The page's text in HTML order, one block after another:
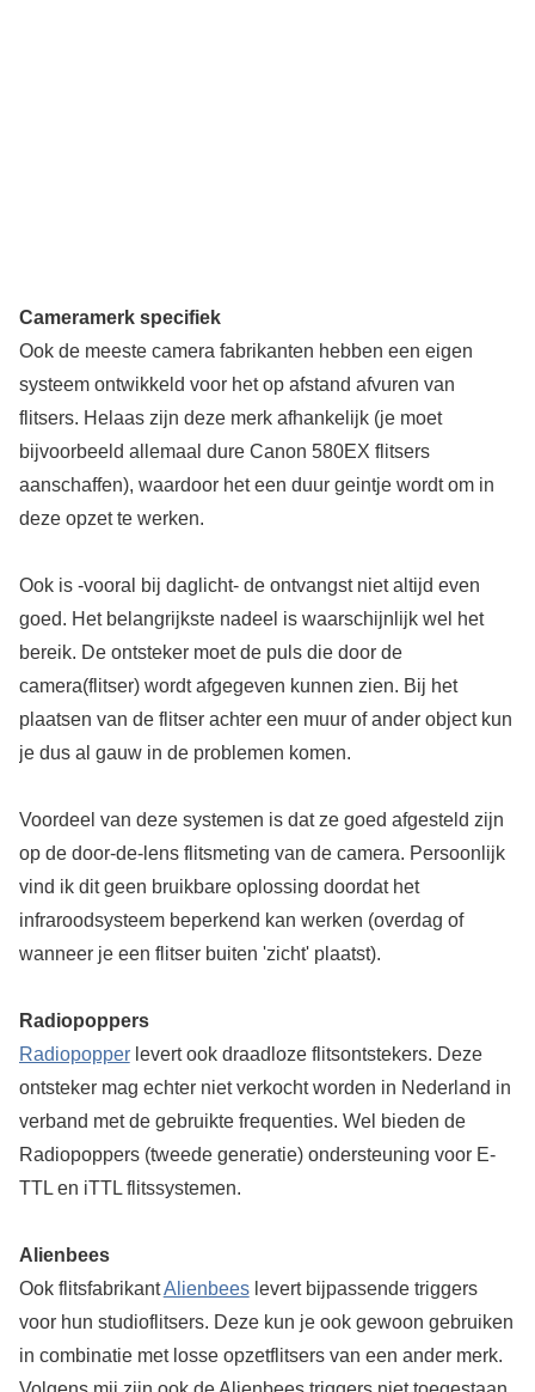
Cameramerk specifiek
Ook de meeste camera fabrikanten hebben een eigen
systeem ontwikkeld voor het op afstand afvuren van
flitsers. Helaas zijn deze merk afhankelijk (je moet
bijvoorbeeld allemaal dure Canon 580EX flitsers
aanschaffen), waardoor het een duur geintje wordt om in
deze opzet te werken.
Ook is -vooral bij daglicht- de ontvangst niet altijd even
goed. Het belangrijkste nadeel is waarschijnlijk wel het
bereik. De ontsteker moet de puls die door de
camera(flitser) wordt afgegeven kunnen zien. Bij het
plaatsen van de flitser achter een muur of ander object kun
je dus al gauw in de problemen komen.
Voordeel van deze systemen is dat ze goed afgesteld zijn
op de door-de-lens flitsmeting van de camera. Persoonlijk
vind ik dit geen bruikbare oplossing doordat het
infraroodsysteem beperkend kan werken (overdag of
wanneer je een flitser buiten 'zicht' plaatst).
Radiopoppers
Radiopopperlevert ook draadloze flitsontstekers. Deze
ontsteker mag echter niet verkocht worden in Nederland in
verband met de gebruikte frequenties. Wel bieden de
Radiopoppers (tweede generatie) ondersteuning voor E-
TTL en iTTL flitssystemen.
Alienbees
Ook flitsfabrikantAlienbeeslevert bijpassende triggers
voor hun studioflitsers. Deze kun je ook gewoon gebruiken
in combinatie met losse opzetflitsers van een ander merk.